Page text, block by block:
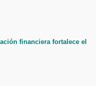
financiera fortalece el